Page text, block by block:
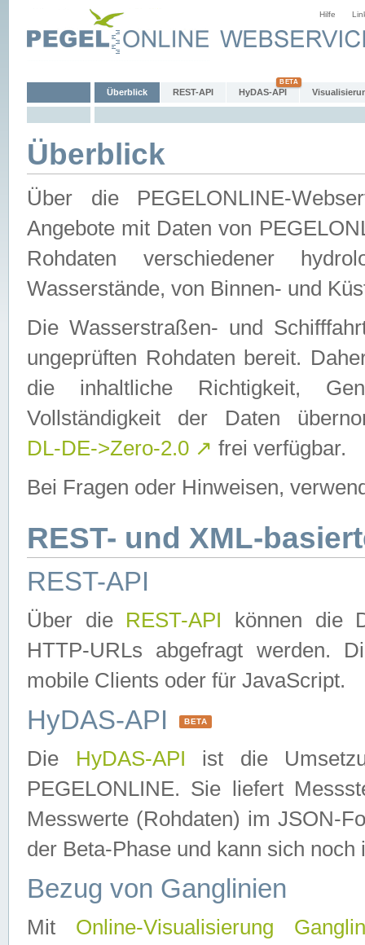
Hilfe
Überblick REST-API HyDAS-API
Überblick
Über die PEGELONLINE-
Angebote mit Daten von
Rohdaten verschiedener
Wasserstände, von Binnen- und
Die Wasserstraßen- und
ungeprüften Rohdaten bereit.
die inhaltliche Richtigkeit,
Vollständigkeit der Daten
DL-DE->Zero-2.0 ↗ frei verfügbar.
Bei Fragen oder Hinweisen,
REST- und XML-
REST-API
Über die REST-API können die
HTTP-URLs abgefragt werden.
mobile Clients oder für JavaScript.
HyDAS-API BETA
Die HyDAS-API ist die
PEGELONLINE. Sie liefert
Messwerte (Rohdaten) im JSON-
der Beta-Phase und kann sich noch
Bezug von Ganglinien
Mit Online-Visualisierung